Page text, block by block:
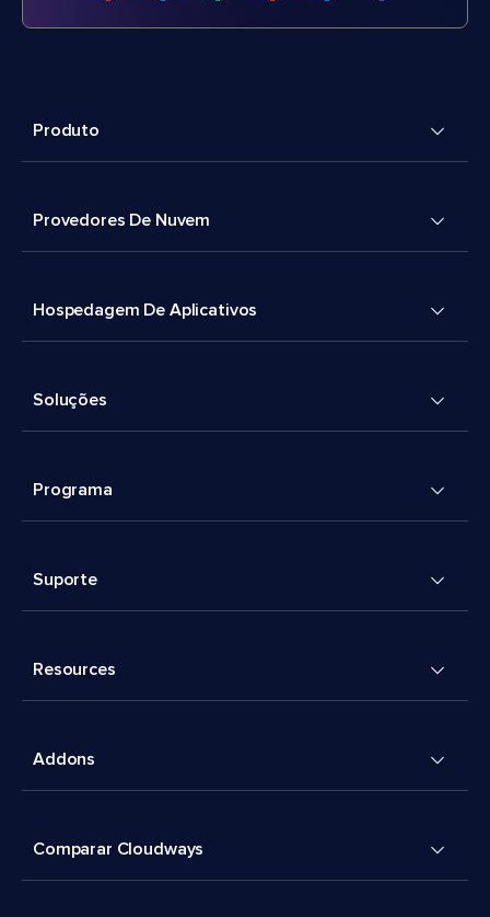
Produto
Provedores De Nuvem
Hospedagem De Aplicativos
Soluções
Programa
Suporte
Resources
Addons
Comparar Cloudways